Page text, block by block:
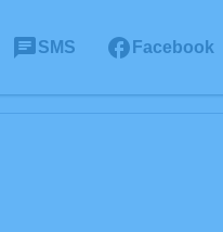
SMS Facebook